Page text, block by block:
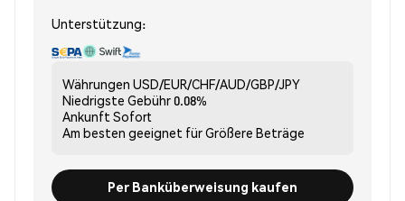
Unterstützung:
Währungen USD/EUR/CHF/AUD/GBP/JPY
Niedrigste Gebühr0.08%
Ankunft Sofort
Am besten geeignet fürGrößere Beträge
Per Banküberweisung kaufen